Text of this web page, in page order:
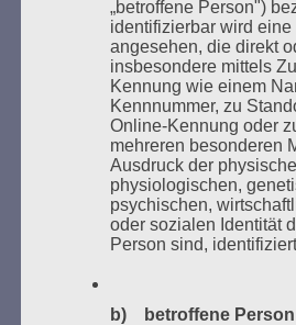
des Gedenkens an die
Kaifu-Ufer – genau an dem Ort,
Studentenorganisationen und
Bücher verbrannten.
Weitere Informationen:
GEDENKEN UND ERINNERN
UNSERER NACHBARSCHAFT
„betroffene Person")
identifizierbar wird
angesehen, die direkt
insbesondere mittels
Kennung wie einem
Kennnummer, zu
Online-Kennung oder
mehreren besonderen
Ausdruck der
physiologischen,
psychischen,
oder sozialen Identität
Person sind,
b) betroffene Person